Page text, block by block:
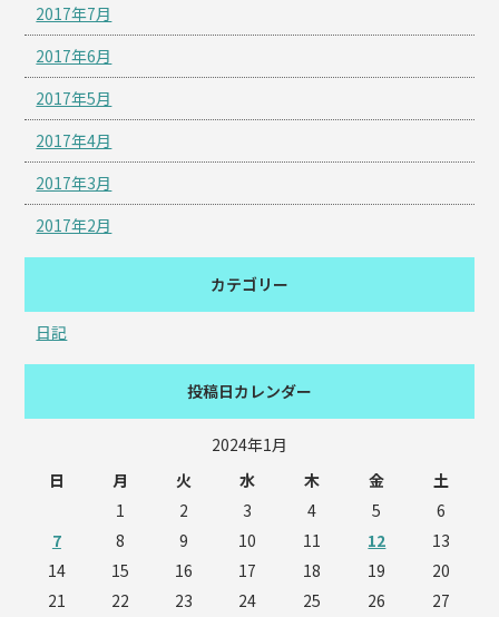
2017年7月
2017年6月
2017年5月
2017年4月
2017年3月
2017年2月
カテゴリー
日記
投稿日カレンダー
2024年1月
日
月 火 水 木 金
土
1
2 3 4 5
6
7
8 9 10 11 12
13
14
15 16 17 18 19
20
21
22 23 24 25 26 27